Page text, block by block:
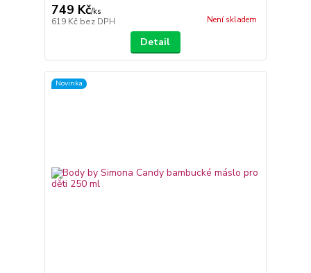
749 Kč/ks
619 Kč bez DPH Není skladem
Detail
Novinka